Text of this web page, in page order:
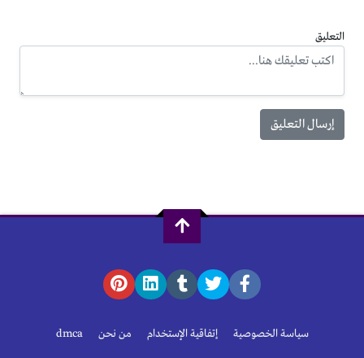
التعليق
سياسة الخصوصية إتفاقية الإستخدام من نحن dmca